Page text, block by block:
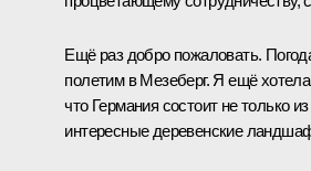
Ещё раз добро пожаловать.
полетим в Мезеберг. Я ещё
что Германия состоит не только
интересные деревенские